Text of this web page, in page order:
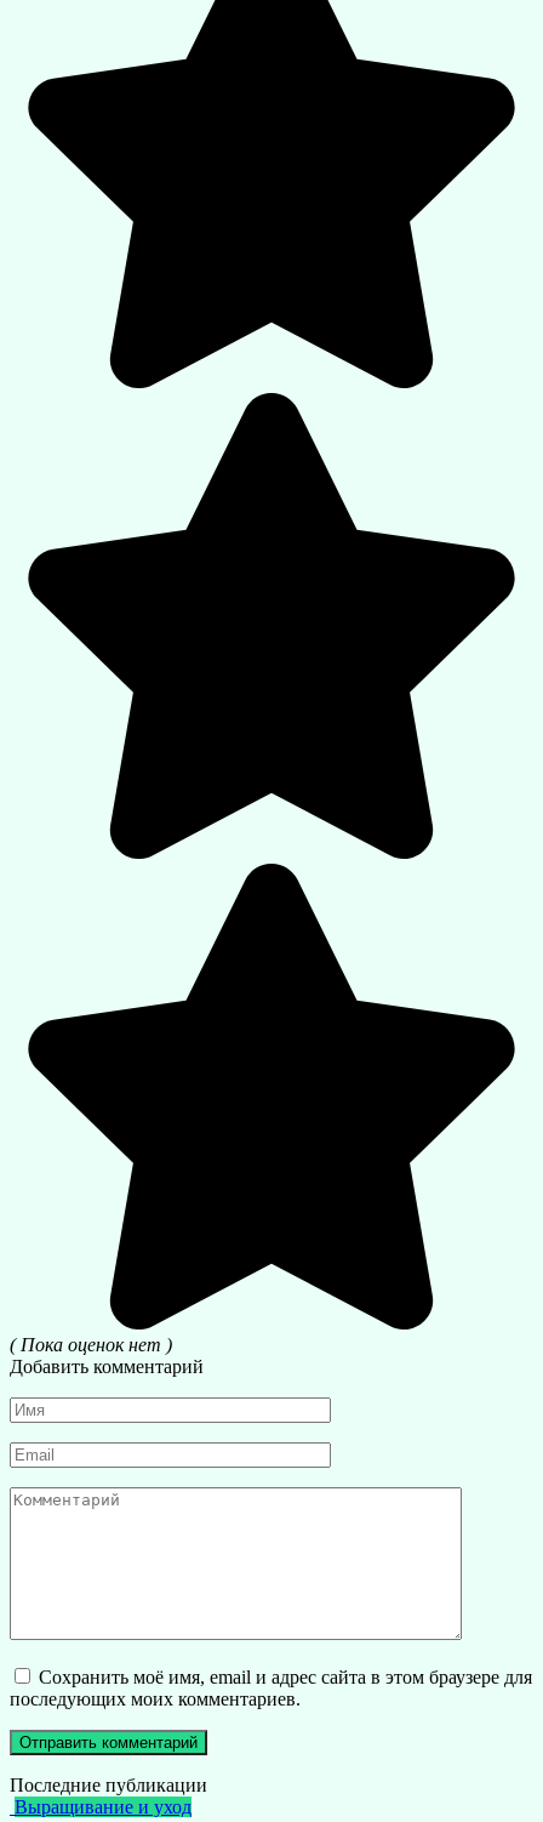
( Пока оценок нет )
Добавить комментарий
Имя
*
Email
*
Комментарий
Сохранить моё имя, email и адрес сайта в этом браузере для
последующих моих комментариев.
Последние публикации
Выращивание и уход